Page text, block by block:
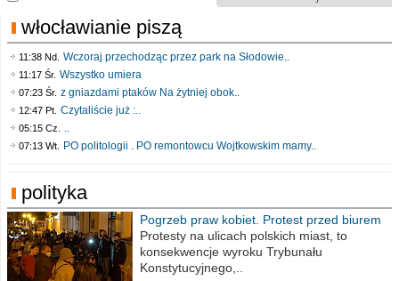
włocławianie piszą
11:38 Nd. Wczoraj przechodząc przez park na Słodowie..
11:17 Śr. Wszystko umiera
07:23 Śr. z gniazdami ptaków Na żytniej obok..
12:47 Pt. Czytaliście już :..
05:15 Cz. ..
07:13 Wt. PO politologii . PO remontowcu Wojtkowskim mamy..
polityka
Pogrzeb praw kobiet. Protest przed biurem
poselskim PiS
Protesty na ulicach polskich miast, to
konsekwencje wyroku Trybunału
Konstytucyjnego,..